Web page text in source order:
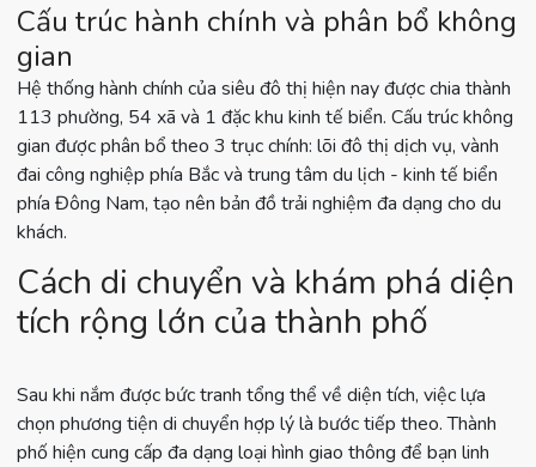
Cấu trúc hành chính và phân bổ không
gian
Hệ thống hành chính của siêu đô thị hiện nay được chia thành
113 phường, 54 xã và 1 đặc khu kinh tế biển. Cấu trúc không
gian được phân bổ theo 3 trục chính: lõi đô thị dịch vụ, vành
đai công nghiệp phía Bắc và trung tâm du lịch - kinh tế biển
phía Đông Nam, tạo nên bản đồ trải nghiệm đa dạng cho du
khách.
Cách di chuyển và khám phá diện
tích rộng lớn của thành phố
Sau khi nắm được bức tranh tổng thể về diện tích, việc lựa
chọn phương tiện di chuyển hợp lý là bước tiếp theo. Thành
phố hiện cung cấp đa dạng loại hình giao thông để bạn linh